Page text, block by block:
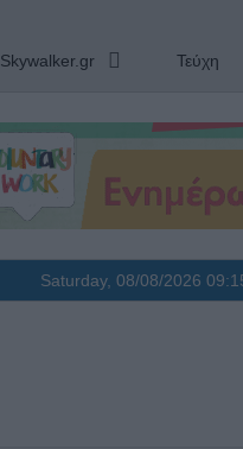
Skywalker.gr Τεύχη
Saturday, 08/08/2026